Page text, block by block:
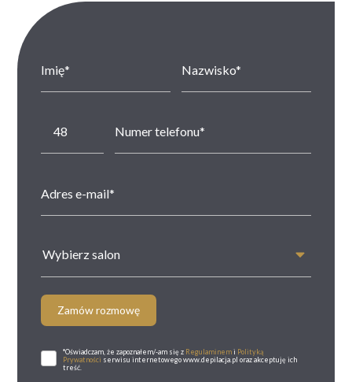
Wybierz salon
Zamów rozmowę
*Oświadczam, że zapoznałem/-am się z Regulaminemi Polityką
Prywatności serwisu internetowego www.depilacja.pl oraz akceptuję ich
treść.